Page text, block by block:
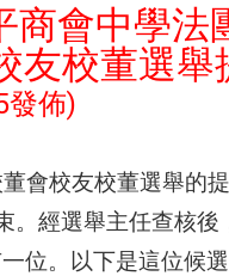
商會中學法
友校董選舉
發佈)
會校友校董選舉的
。經選舉主任查核後
位。以下是這位候